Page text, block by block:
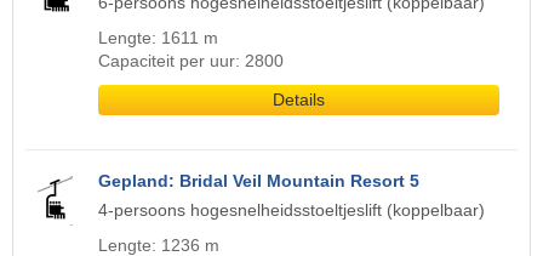
Lengte: 1611 m
Capaciteit per uur: 2800
Details
Gepland: Bridal Veil Mountain Resort 5
4-persoons hogesnelheidsstoeltjeslift (koppelbaar)
Lengte: 1236 m